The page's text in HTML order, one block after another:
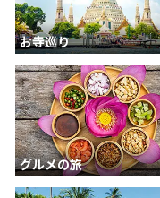
お寺巡り
グルメの旅